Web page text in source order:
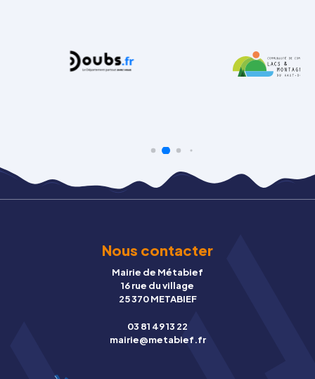
Nous contacter
Mairie de Métabief
16 rue du village
25 370 METABIEF
03 81 49 13 22
mairie@metabief.fr